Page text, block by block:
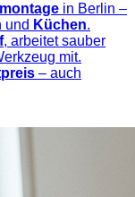
in Berlin –
und Küchen.
, arbeitet sauber
mit.
– auch